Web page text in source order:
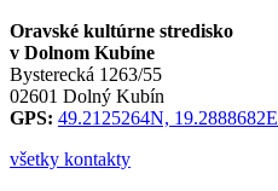
Oravské kultúrne stredisko
v Dolnom Kubíne
Bysterecká 1263/55
02601 Dolný Kubín
GPS: 49.2125264N, 19.2888682E
všetky kontakty